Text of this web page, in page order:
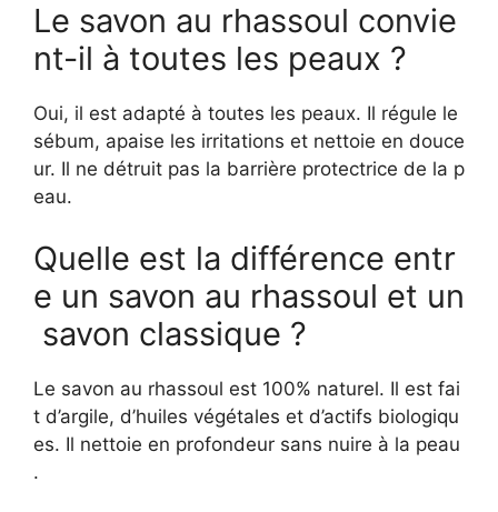
Le savon au rhassoul convie
nt-il à toutes les peaux ?
Oui, il est adapté à toutes les peaux. Il régule le
sébum, apaise les irritations et nettoie en douce
ur. Il ne détruit pas la barrière protectrice de la p
eau.
Quelle est la différence entr
e un savon au rhassoul et un
savon classique ?
Le savon au rhassoul est 100% naturel. Il est fai
t d’argile, d’huiles végétales et d’actifs biologiqu
es. Il nettoie en profondeur sans nuire à la peau
.